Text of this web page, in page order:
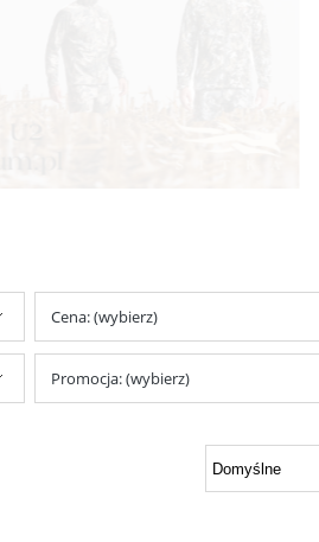
Cena: (wybierz)
Promocja: (wybierz)